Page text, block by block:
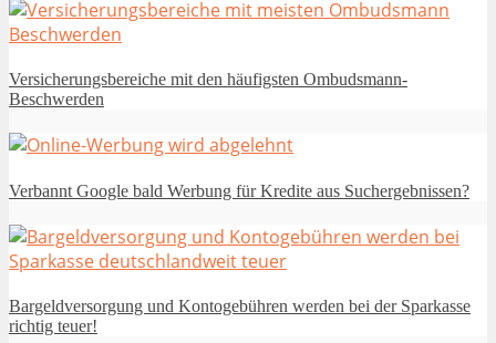
Versicherungsbereiche mit den häufigsten Ombudsmann-
Beschwerden
Verbannt Google bald Werbung für Kredite aus Suchergebnissen?
Bargeldversorgung und Kontogebühren werden bei der Sparkasse
richtig teuer!